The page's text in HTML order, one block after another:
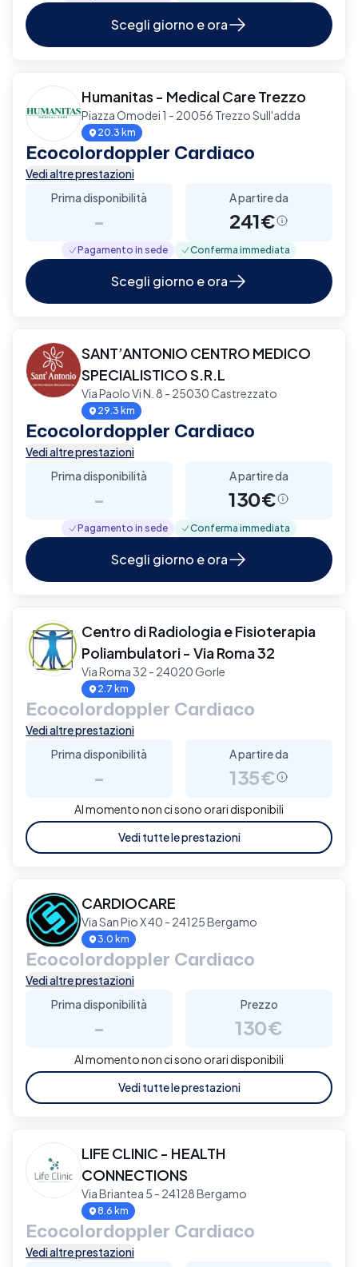
Scegli giorno e ora
Humanitas - Medical Care Trezzo
Piazza Omodei 1 - 20056 Trezzo Sull'adda
20.3 km
Ecocolordoppler Cardiaco
Vedi altre prestazioni
Prima disponibilità
-
A partire da
241€
Pagamento in sede Conferma immediata
Scegli giorno e ora
SANT’ANTONIO CENTRO MEDICO
SPECIALISTICO S.R.L
Via Paolo Vi N. 8 - 25030 Castrezzato
29.3 km
Ecocolordoppler Cardiaco
Vedi altre prestazioni
Prima disponibilità
-
A partire da
130€
Pagamento in sede Conferma immediata
Scegli giorno e ora
Centro di Radiologia e Fisioterapia
Poliambulatori - Via Roma 32
Via Roma 32 - 24020 Gorle
2.7 km
Ecocolordoppler Cardiaco
Vedi altre prestazioni
Prima disponibilità
-
A partire da
135€
Al momento non ci sono orari disponibili
Vedi tutte le prestazioni
CARDIOCARE
Via San Pio X 40 - 24125 Bergamo
3.0 km
Ecocolordoppler Cardiaco
Vedi altre prestazioni
Prima disponibilità
-
Prezzo
130€
Al momento non ci sono orari disponibili
Vedi tutte le prestazioni
LIFE CLINIC - HEALTH
CONNECTIONS
Via Briantea 5 - 24128 Bergamo
8.6 km
Ecocolordoppler Cardiaco
Vedi altre prestazioni